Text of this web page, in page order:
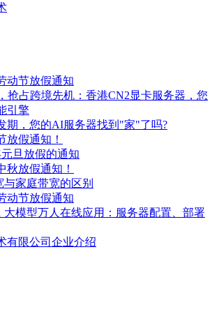
动节放假通知
抢占跨境先机：香港CN2显卡服务器，您
引擎
期，您的AI服务器找到"家"了吗?
放假通知！
旦放假的通知
秋放假通知！
家庭带宽的区别
动节放假通知
大模型万人在线应用：服务器配置、部署
有限公司企业介绍